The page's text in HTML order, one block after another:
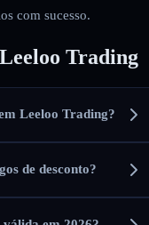
com sucesso.
Trading
Leeloo Trading?
de desconto?